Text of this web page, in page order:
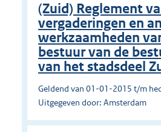
(Zuid) Reglement
vergaderingen en
werkzaamheden
bestuur van de
van het stadsdeel
Geldend van 01-01-2015 t/m
Uitgegeven door: Amsterdam